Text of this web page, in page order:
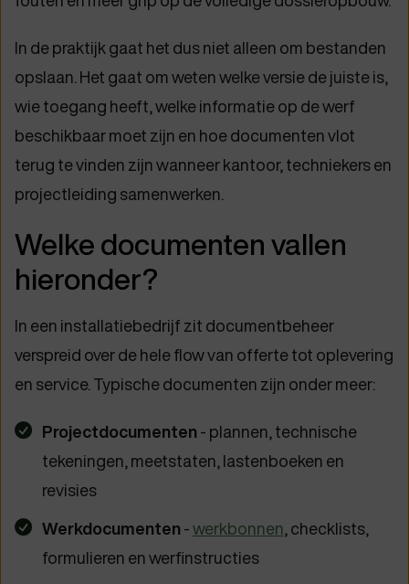
In de praktijk gaat het dus niet alleen om bestanden
opslaan. Het gaat om weten welke versie de juiste is,
wie toegang heeft, welke informatie op de werf
beschikbaar moet zijn en hoe documenten vlot
terug te vinden zijn wanneer kantoor, techniekers en
projectleiding samenwerken.
Welke documenten vallen
hieronder?
In een installatiebedrijf zit documentbeheer
verspreid over de hele flow van offerte tot oplevering
en service. Typische documenten zijn onder meer:
Projectdocumenten - plannen, technische
tekeningen, meetstaten, lastenboeken en
revisies
Werkdocumenten -werkbonnen, checklists,
formulieren en werfinstructies